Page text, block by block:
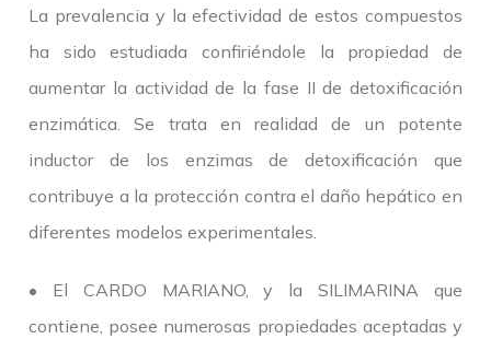
La prevalencia y la efectividad de estos compuestos
ha sido estudiada confiriéndole la propiedad de
aumentar la actividad de la fase II de detoxificación
enzimática. Se trata en realidad de un potente
inductor de los enzimas de detoxificación que
contribuye a la protección contra el daño hepático en
diferentes modelos experimentales.
• El CARDO MARIANO, y la SILIMARINA que
contiene, posee numerosas propiedades aceptadas y